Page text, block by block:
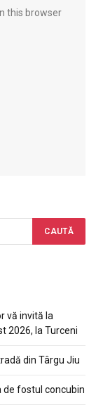
this browser
vă invită la
2026, la Turceni
din Târgu Jiu
de fostul concubin